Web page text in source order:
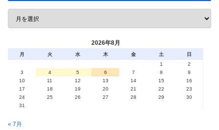
2026年8月
月 火 水 木 金 土
日
1
2
3
4 5 6 7 8
9
10
11 12 13 14 15
16
17
18 19 20 21 22
23
24
25 26 27 28 29
30
31
« 7月